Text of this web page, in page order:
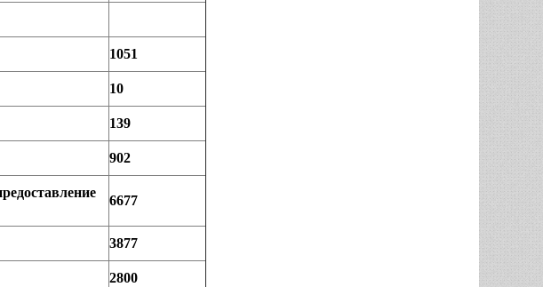
1051
10
139
902
6677
3877
2800